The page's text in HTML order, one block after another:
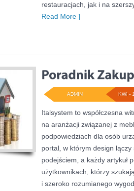
restauracjach, jak i na
Read More ]
KWI -
ADMIN
Italsystem to współczesna
na aranżacji związanej z
podpowiedziach dla osób
portal, w którym design
podejściem, a każdy artykuł
użytkownikach, którzy
i szeroko rozumianego